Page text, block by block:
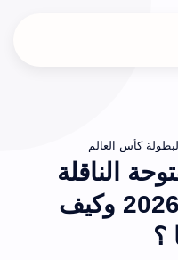
كأس العالم
الناقلة
لبطولة كاس العالم 2026 وكيف
؟